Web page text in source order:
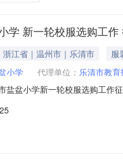
学 新一轮校服选购工
浙江省｜温州市｜乐清市 服
小学 代理单位： 乐清市教
盐盆小学新一轮校服选购工作
校委托乐清市教育技术中心进
，1454